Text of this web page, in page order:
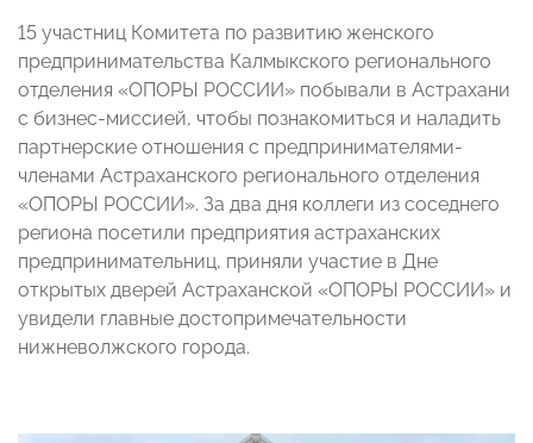
15 участниц Комитета по развитию женского
предпринимательства Калмыкского регионального
отделения «ОПОРЫ РОССИИ» побывали в Астрахани
с бизнес-миссией, чтобы познакомиться и наладить
партнерские отношения с предпринимателями-
членами Астраханского регионального отделения
«ОПОРЫ РОССИИ». За два дня коллеги из соседнего
региона посетили предприятия астраханских
предпринимательниц, приняли участие в Дне
открытых дверей Астраханской «ОПОРЫ РОССИИ» и
увидели главные достопримечательности
нижневолжского города.